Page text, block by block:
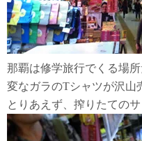
那覇は修学旅行でくる場
変なガラのTシャツが沢山
とりあえず、搾りたての